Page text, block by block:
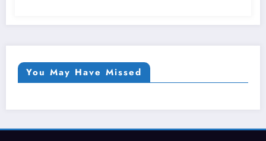
You May Have Missed